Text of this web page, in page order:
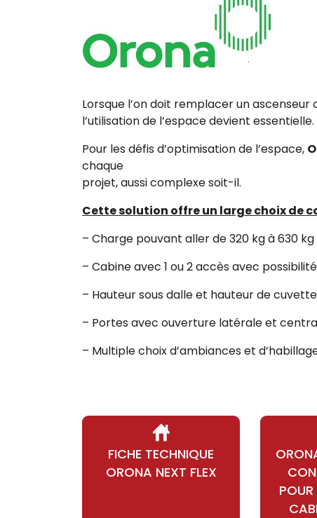
Lorsque l’on doit remplacer un ascenseur
l’utilisation de l’espace devient essentielle.
Pour les défis d’optimisation de l’espace,
chaque
projet, aussi complexe soit-il.
Cette solution offre un large choix de
– Charge pouvant aller de 320 kg à 630 kg
– Cabine avec 1 ou 2 accès avec
– Hauteur sous dalle et hauteur de
– Portes avec ouverture latérale et
– Multiple choix d’ambiances et
FICHE TECHNIQUE
ORONA NEXT FLEX
POUR